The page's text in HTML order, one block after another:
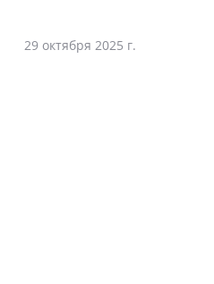
29 октября 2025 г.